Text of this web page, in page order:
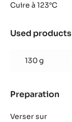
Cuire à 123°C
Used products
130 g
Preparation
Verser sur